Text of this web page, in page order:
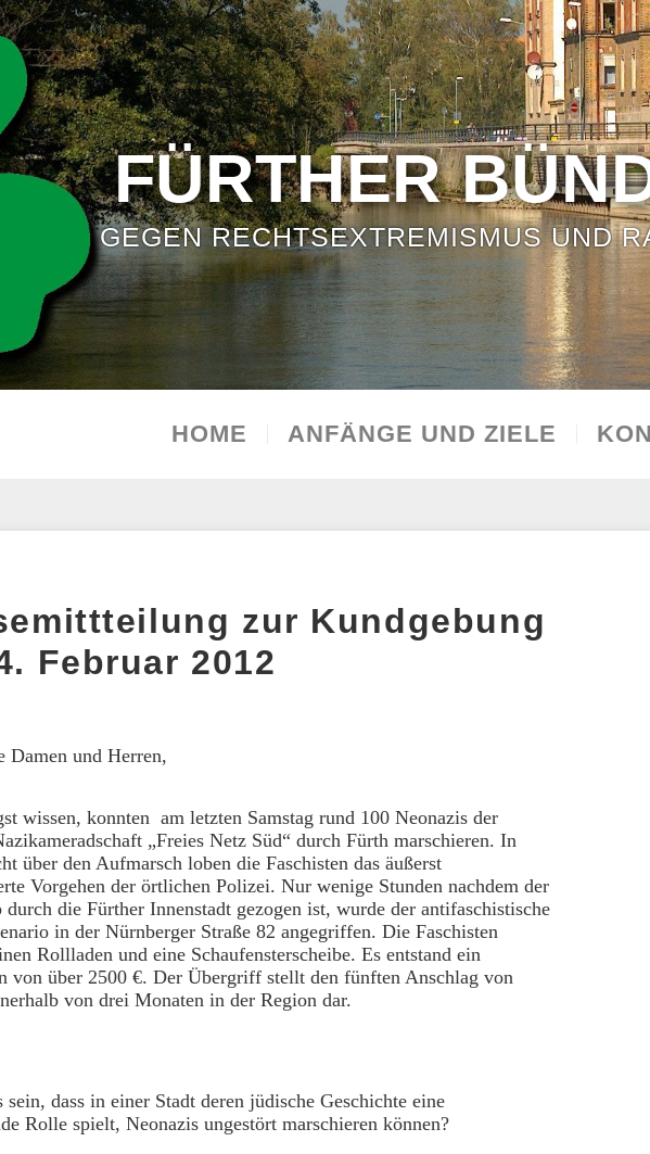
FÜRTHER
GEGEN RECHTSEXTREMISMUS UND
HOME ANFÄNGE UND ZIELE
zur Kundgebung
Februar 2012
Damen und Herren,
wissen, konnten am letzten Samstag rund 100 Neonazis der
„Freies Netz Süd“ durch Fürth marschieren. In
über den Aufmarsch loben die Faschisten das äußerst
Vorgehen der örtlichen Polizei. Nur wenige Stunden nachdem der
durch die Fürther Innenstadt gezogen ist, wurde der antifaschistische
in der Nürnberger Straße 82 angegriffen. Die Faschisten
Rollladen und eine Schaufensterscheibe. Es entstand ein
von über 2500 €. Der Übergriff stellt den fünften Anschlag von
von drei Monaten in der Region dar.
sein, dass in einer Stadt deren jüdische Geschichte eine
Rolle spielt, Neonazis ungestört marschieren können?